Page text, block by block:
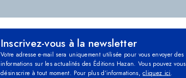
Inscrivez-vous à la newsletter
Votre adresse e-mail sera uniquement utilisée pour vous envoyer des
informations sur les actualités des Éditions Hazan. Vous pouvez vous
désinscrire à tout moment. Pour plus d’informations,cliquez ici.